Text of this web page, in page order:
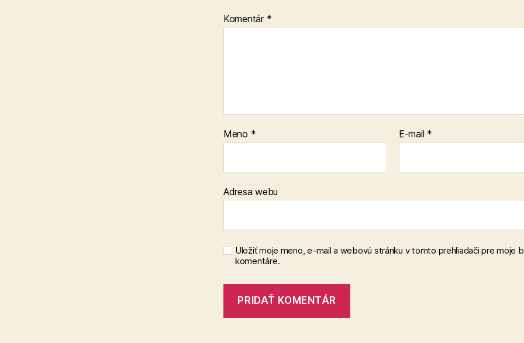
Komentár *
Meno * E-mail *
Adresa webu
Uložiť moje meno, e-mail a webovú stránku v tomto prehliadači pre moje
komentáre.